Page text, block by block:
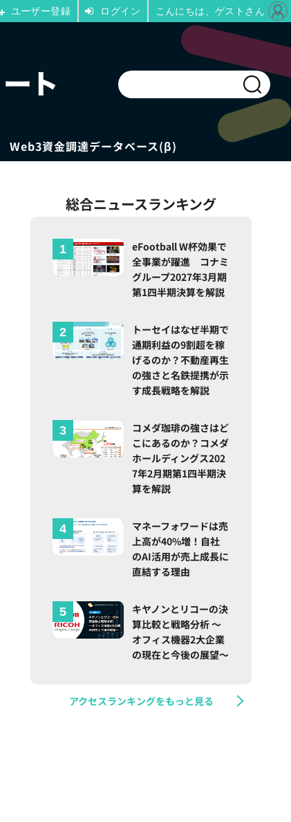
Web3資金調達データベース(β)
総合ニュースランキング
eFootball W杯効果で
全事業が躍進 コナミ
グループ2027年3月期
第1四半期決算を解説
トーセイはなぜ半期で
通期利益の9割超を稼
げるのか？不動産再生
の強さと名鉄提携が示
す成長戦略を解説
コメダ珈琲の強さはど
こにあるのか？コメダ
ホールディングス202
7年2月期第1四半期決
算を解説
マネーフォワードは売
上高が40%増！自社
のAI活用が売上成長に
直結する理由
キヤノンとリコーの決
算比較と戦略分析 ～
オフィス機器2大企業
の現在と今後の展望～
アクセスランキングをもっと見る
ユーザー登録 ログイン こんにちは、ゲストさん